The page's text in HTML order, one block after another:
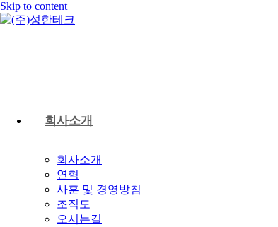
Skip to content
회사소개
회사소개
연혁
사훈 및 경영방침
조직도
오시는길